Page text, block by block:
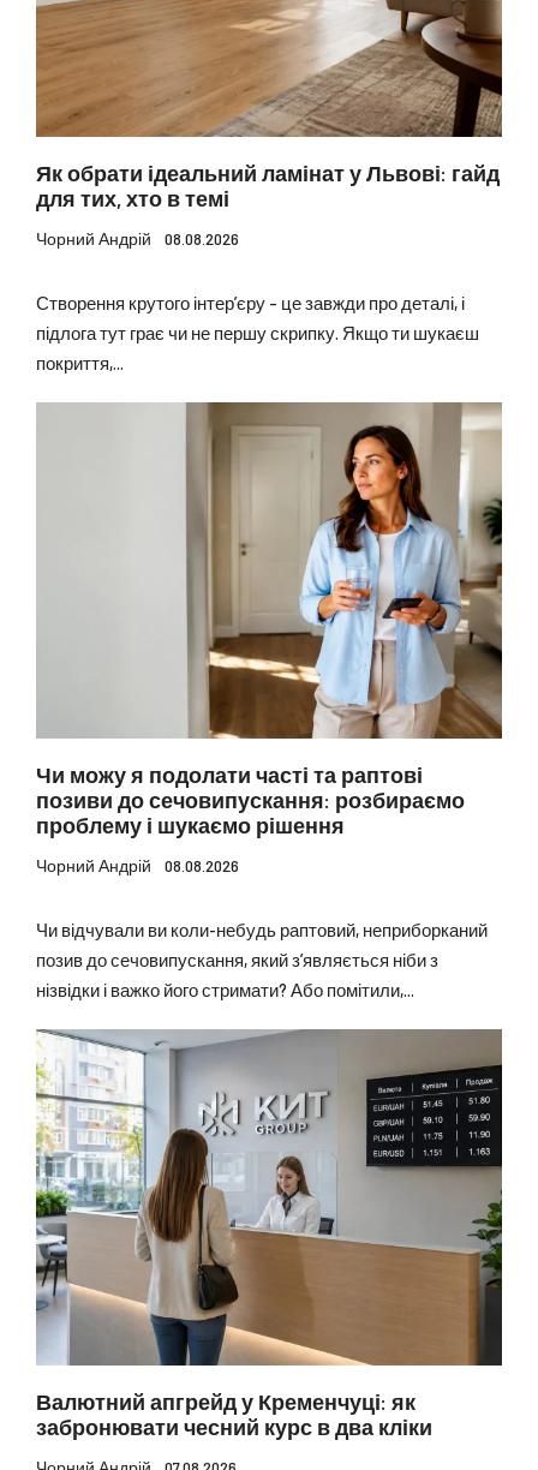
Як обрати ідеальний ламінат у Львові: гайд
для тих, хто в темі
Чорний Андрій 08.08.2026
Створення крутого інтер’єру – це завжди про деталі, і
підлога тут грає чи не першу скрипку. Якщо ти шукаєш
покриття,...
Чи можу я подолати часті та раптові
позиви до сечовипускання: розбираємо
проблему і шукаємо рішення
Чорний Андрій 08.08.2026
Чи відчували ви коли-небудь раптовий, неприборканий
позив до сечовипускання, який з’являється ніби з
нізвідки і важко його стримати? Або помітили,...
Валютний апгрейд у Кременчуці: як
забронювати чесний курс в два кліки